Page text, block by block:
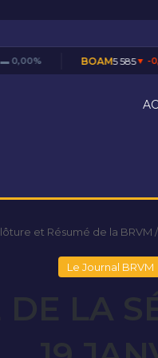
BOAM5 585 ▼ -0,09%
et Résumé de la BRVM /
Le Journal BRVM